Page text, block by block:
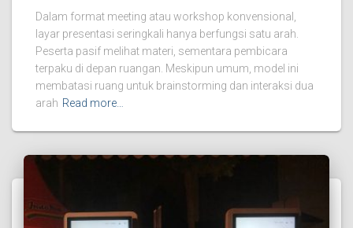
Dalam format meeting atau workshop konvensional,
layar presentasi seringkali hanya berfungsi satu arah.
Peserta pasif melihat materi, sementara pembicara
terpaku di depan ruangan. Meskipun umum, model ini
membatasi ruang untuk brainstorming dan interaksi dua
arah Read more…